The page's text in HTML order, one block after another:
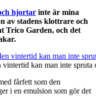
hjortar inte är mina
av stadens klottrare och
Trico Garden, och det
kan man inte spruta
fårfett som den
i en emulsion som gör det